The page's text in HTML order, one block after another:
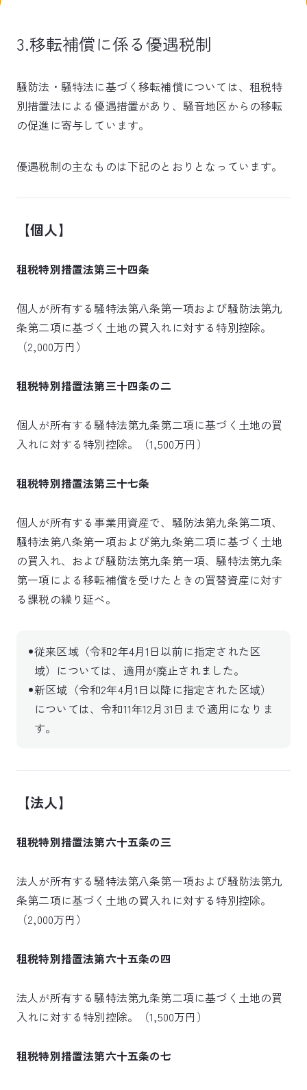
3.移転補償に係る優遇税制
騒防法・騒特法に基づく移転補償については、租税特
別措置法による優遇措置があり、騒音地区からの移転
の促進に寄与しています。
優遇税制の主なものは下記のとおりとなっています。
【個人】
租税特別措置法第三十四条
個人が所有する騒特法第八条第一項および騒防法第九
条第二項に基づく土地の買入れに対する特別控除。
（2,000万円）
租税特別措置法第三十四条の二
個人が所有する騒特法第九条第二項に基づく土地の買
入れに対する特別控除。（1,500万円）
租税特別措置法第三十七条
個人が所有する事業用資産で、騒防法第九条第二項、
騒特法第八条第一項および第九条第二項に基づく土地
の買入れ、および騒防法第九条第一項、騒特法第九条
第一項による移転補償を受けたときの買替資産に対す
る課税の繰り延べ。
従来区域（令和2年4月1日以前に指定された区
域）については、適用が廃止されました。
新区域（令和2年4月1日以降に指定された区域）
については、令和11年12月31日まで適用になりま
す。
【法人】
租税特別措置法第六十五条の三
法人が所有する騒特法第八条第一項および騒防法第九
条第二項に基づく土地の買入れに対する特別控除。
（2,000万円）
租税特別措置法第六十五条の四
法人が所有する騒特法第九条第二項に基づく土地の買
入れに対する特別控除。（1,500万円）
租税特別措置法第六十五条の七